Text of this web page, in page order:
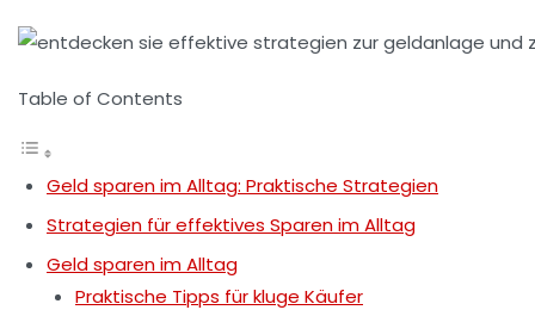
Table of Contents
Geld sparen im Alltag: Praktische Strategien
Strategien für effektives Sparen im Alltag
Geld sparen im Alltag
Praktische Tipps für kluge Käufer